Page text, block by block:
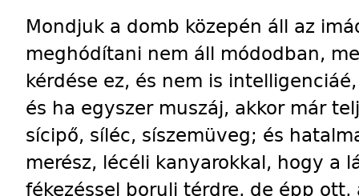
Mondjuk a domb közepén áll az
meghódítani nem áll módodban,
kérdése ez, és nem is
és ha egyszer muszáj, akkor már
sícipő, síléc, síszemüveg; és
merész, lécéli kanyarokkal, hogy a
fékezéssel borulj térdre, de épp